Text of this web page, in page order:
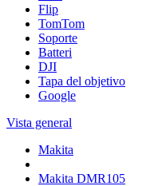
Flip
TomTom
Soporte
Batteri
DJI
Tapa del objetivo
Google
Vista general
Makita
Makita DMR105